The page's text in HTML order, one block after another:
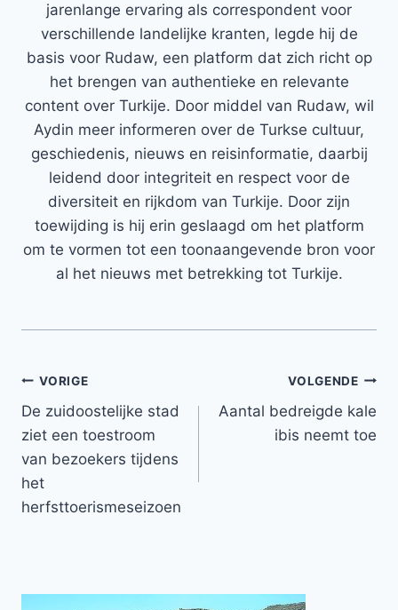
jarenlange ervaring als correspondent voor
verschillende landelijke kranten, legde hij de
basis voor Rudaw, een platform dat zich richt op
het brengen van authentieke en relevante
content over Turkije. Door middel van Rudaw, wil
Aydin meer informeren over de Turkse cultuur,
geschiedenis, nieuws en reisinformatie, daarbij
leidend door integriteit en respect voor de
diversiteit en rijkdom van Turkije. Door zijn
toewijding is hij erin geslaagd om het platform
om te vormen tot een toonaangevende bron voor
al het nieuws met betrekking tot Turkije.
Bericht
navigatie
VORIGE
De zuidoostelijke stad
ziet een toestroom
van bezoekers tijdens
het
herfsttoerismeseizoen
VOLGENDE
Aantal bedreigde kale
ibis neemt toe